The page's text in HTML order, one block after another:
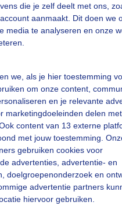
die je zelf deelt met ons,
aanmaakt. Dit doen we
media te analyseren en onze
we, als je hier toestemming
om onze content,
en je relevante
marketingdoeleinden delen
content van 13 externe
met jouw toestemming.
gebruiken cookies voor
advertenties, advertentie- en
doelgroepenonderzoek en
advertentie partners
hiervoor gebruiken.
door de wind
10-06-2025, 24x